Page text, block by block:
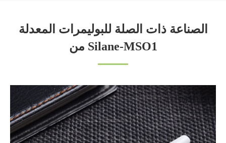
الصناعة ذات الصلة للبوليمرات المعدلة
من Silane-MSO1